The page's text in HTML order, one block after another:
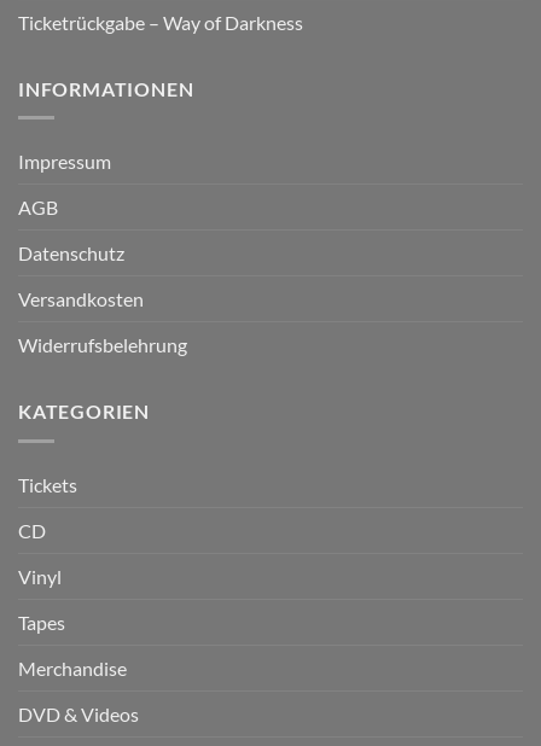
Ticketrückgabe – Way of Darkness
INFORMATIONEN
Impressum
AGB
Datenschutz
Versandkosten
Widerrufsbelehrung
KATEGORIEN
Tickets
CD
Vinyl
Tapes
Merchandise
DVD & Videos